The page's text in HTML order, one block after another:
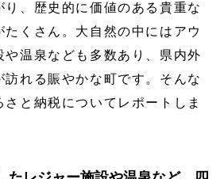
り、歴史的に価値のある貴重な
くさん。大自然の中にはアウ
や温泉なども多数あり、県内外
れる賑やかな町です。そんな
と納税についてレポートしま